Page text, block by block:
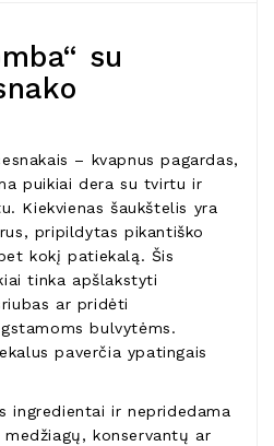
su
– kvapnus pagardas,
puikiai dera su tvirtu ir
Kiekvienas šaukštelis yra
pripildytas pikantiško
kokį patiekalą. Šis
tinka apšlakstyti
ar pridėti
bulvytėms.
paverčia ypatingais
ingredientai ir nepridedama
konservantų ar